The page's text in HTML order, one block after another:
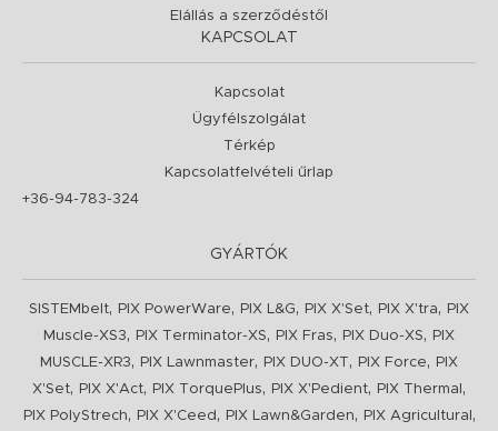
Elállás a szerződéstől
KAPCSOLAT
Kapcsolat
Ügyfélszolgálat
Térkép
Kapcsolatfelvételi űrlap
+36-94-783-324
GYÁRTÓK
SISTEMbelt, PIX PowerWare, PIX L&G, PIX X'Set, PIX X'tra,
PIX
Muscle-XS3, PIX Terminator-XS, PIX Fras, PIX Duo-XS,
PIX
MUSCLE-XR3, PIX Lawnmaster, PIX DUO-XT , PIX Force,
PIX
X'Set, PIX X'Act, PIX TorquePlus, PIX X'Pedient, PIX Thermal ,
PIX PolyStrech, PIX X'Ceed , PIX Lawn&Garden, PIX Agricultural ,